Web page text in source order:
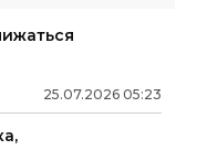
25.07.2026 05:23